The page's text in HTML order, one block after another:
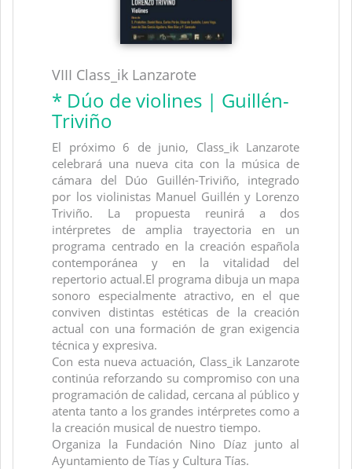
VIII Class_ik Lanzarote
* Dúo de violines | Guillén-
Triviño
El próximo 6 de junio, Class_ik Lanzarote
celebrará una nueva cita con la música de
cámara del Dúo Guillén-Triviño, integrado
por los violinistas Manuel Guillén y Lorenzo
Triviño. La propuesta reunirá a dos
intérpretes de amplia trayectoria en un
programa centrado en la creación española
contemporánea y en la vitalidad del
repertorio actual.El programa dibuja un mapa
sonoro especialmente atractivo, en el que
conviven distintas estéticas de la creación
actual con una formación de gran exigencia
técnica y expresiva.
Con esta nueva actuación, Class_ik Lanzarote
continúa reforzando su compromiso con una
programación de calidad, cercana al público y
atenta tanto a los grandes intérpretes como a
la creación musical de nuestro tiempo.
Organiza la Fundación Nino Díaz junto al
Ayuntamiento de Tías y Cultura Tías.